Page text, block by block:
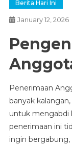
Berita Hari Ini
January 12, 2026
Penerimaan
banyak
untuk mengabdi
penerimaan ini
ingin